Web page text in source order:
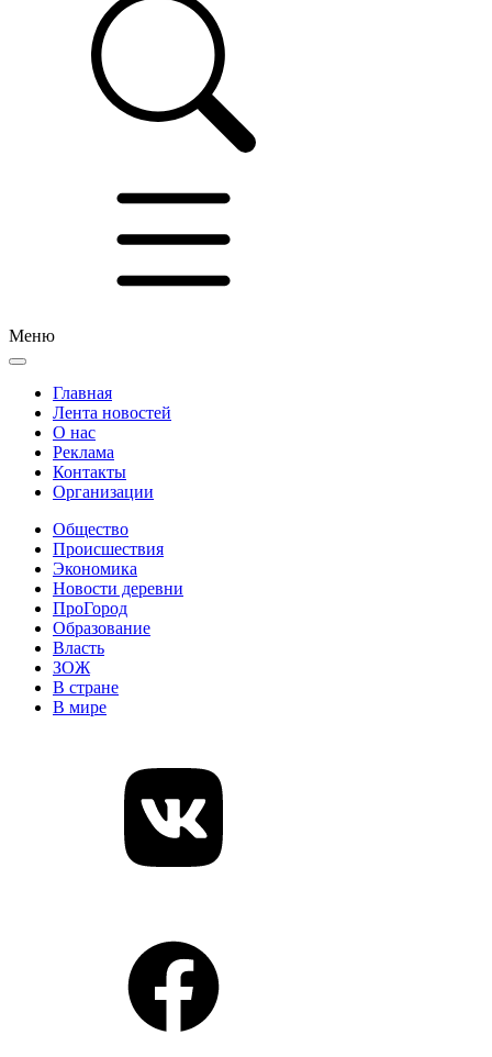
Меню
Главная
Лента новостей
О нас
Реклама
Контакты
Организации
Общество
Происшествия
Экономика
Новости деревни
ПроГород
Образование
Власть
ЗОЖ
В стране
В мире